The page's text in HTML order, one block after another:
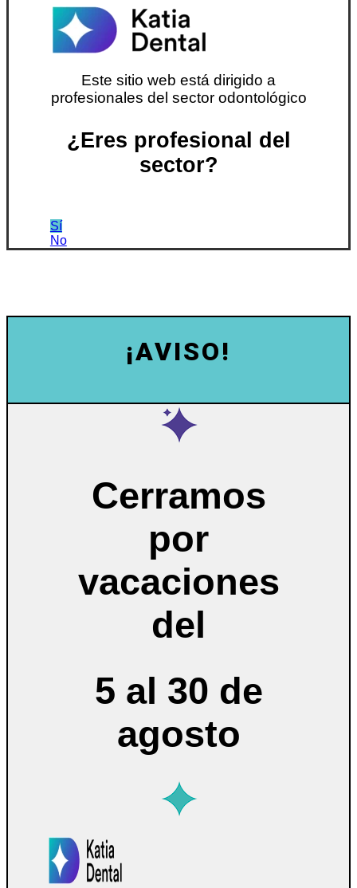
Este sitio web está dirigido a
profesionales del sector odontológico
¿Eres profesional del
sector?
Sí
No
¡AVISO!
Cerramos
por
vacaciones
del
5 al 30 de
agosto